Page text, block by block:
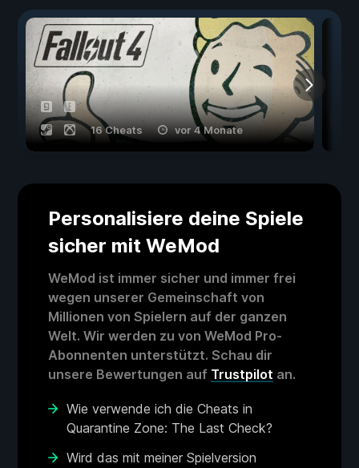
16 Cheats vor 4 Monate
Personalisiere deine Spiele
sicher mit WeMod
WeMod ist immer sicher und immer frei
wegen unserer Gemeinschaft von
Millionen von Spielern auf der ganzen
Welt. Wir werden zu von WeMod Pro-
Abonnenten unterstützt. Schau dir
unsere Bewertungen auf Trustpilot an.
Wie verwende ich die Cheats in
Quarantine Zone: The Last Check?
Wird das mit meiner Spielversion